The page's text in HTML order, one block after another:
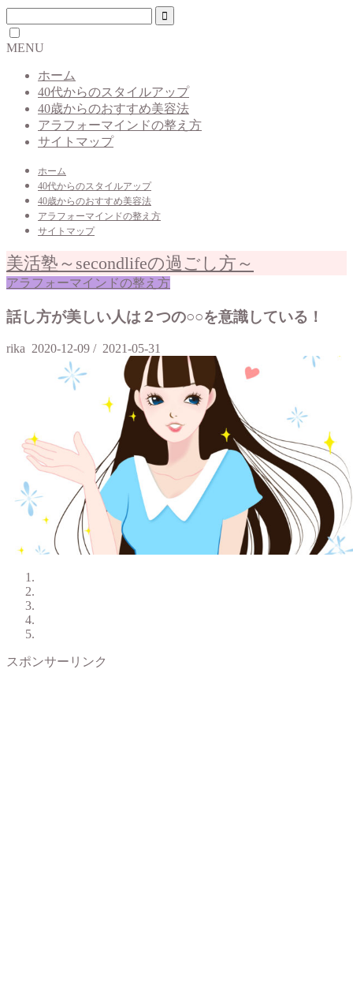
MENU
ホーム
40代からのスタイルアップ
40歳からのおすすめ美容法
アラフォーマインドの整え方
サイトマップ
ホーム
40代からのスタイルアップ
40歳からのおすすめ美容法
アラフォーマインドの整え方
サイトマップ
美活塾～secondlifeの過ごし方～
アラフォーマインドの整え方
話し方が美しい人は２つの○○を意識している！
rika 2020-12-09 / 2021-05-31
スポンサーリンク